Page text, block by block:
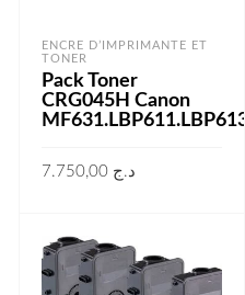
ENCRE D’IMPRIMANTE ET
TONER
Pack Toner
CRG045H Canon
MF631.LBP611.LBP613
د.ج 7.750,00